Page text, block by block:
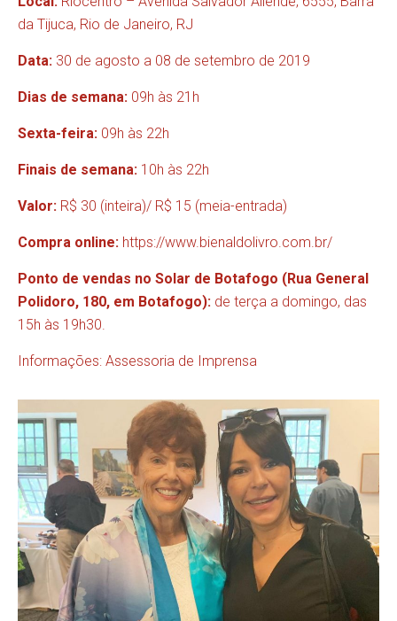
da Tijuca, Rio de Janeiro, RJ
Data: 30 de agosto a 08 de setembro de 2019
Dias de semana: 09h às 21h
Sexta-feira: 09h às 22h
Finais de semana: 10h às 22h
Valor: R$ 30 (inteira)/ R$ 15 (meia-entrada)
Compra online: https://www.bienaldolivro.com.br/
Ponto de vendas no Solar de Botafogo (Rua General
Polidoro, 180, em Botafogo): de terça a domingo, das
15h às 19h30.
Informações: Assessoria de Imprensa